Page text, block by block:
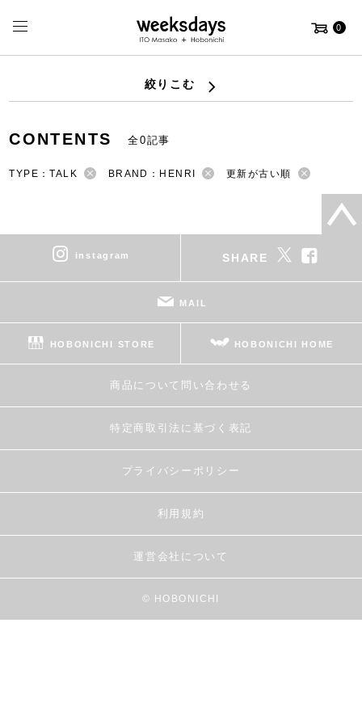
0
絞りこむ
CONTENTS 全0記事
TYPE：TALK BRAND：HENRI 更新が古い順
instagram SHARE
MAIL
HOBONICHI STORE HOBONICHI HOME
商品について問い合わせる
特定商取引法に基づく表記
プライバシーポリシー
利用規約
運営会社について
© HOBONICHI